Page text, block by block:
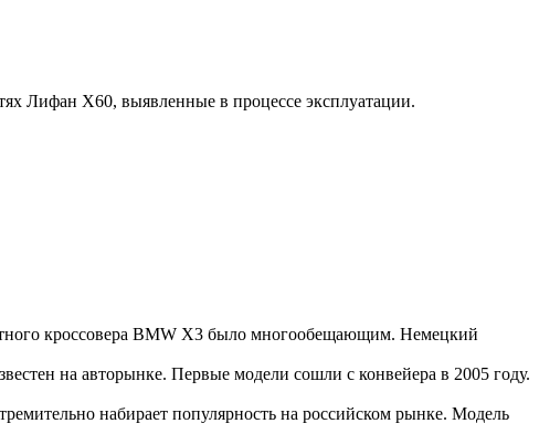
Лифан Х60, выявленные в процессе эксплуатации.
кроссовера BMW X3 было многообещающим. Немецкий
на авторынке. Первые модели сошли с конвейера в 2005 году.
набирает популярность на российском рынке. Модель